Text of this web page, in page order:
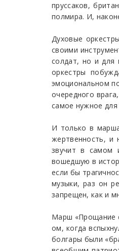
пруссаков,
полмира. И,
Духовые
своими
солдат, но и для
оркестры
эмоциональном
очередного
самое нужное для
И только в
жертвенность, и
звучит в самом
вошедшую в
если бы
музыки, раз он
запрещен, как и
Марш «Прощание
ом, когда
болгары были